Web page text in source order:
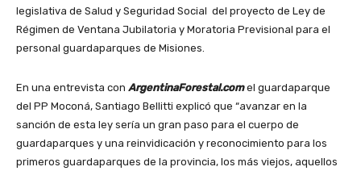
legislativa de Salud y Seguridad Social del proyecto de Ley de
Régimen de Ventana Jubilatoria y Moratoria Previsional para el
personal guardaparques de Misiones.
En una entrevista con ArgentinaForestal.comel guardaparque
del PP Moconá, Santiago Bellitti explicó que “avanzar en la
sanción de esta ley sería un gran paso para el cuerpo de
guardaparques y una reinvidicación y reconocimiento para los
primeros guardaparques de la provincia, los más viejos, aquellos